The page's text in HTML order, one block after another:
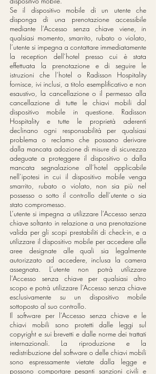
Se il dispositivo mobile di un utente che
disponga di una prenotazione accessibile
mediante l’Accesso senza chiave viene, in
qualsiasi momento, smarrito, rubato o violato,
l’utente si impegna a contattare immediatamente
la reception dell’hotel presso cui è stata
effettuata la prenotazione e di seguire le
istruzioni che l’hotel o Radisson Hospitality
fornisce, ivi inclusi, a titolo esemplificativo e non
esaustivo, la cancellazione o il permesso alla
cancellazione di tutte le chiavi mobili dal
dispositivo mobile in questione. Radisson
Hospitality e tutte le proprietà aderenti
declinano ogni responsabilità per qualsiasi
problema o reclamo che possano derivare
dalla mancata adozione di misure di sicurezza
adeguate a proteggere il dispositivo o dalla
mancata segnalazione all’hotel applicabile
nell’ipotesi in cui il dispositivo mobile venga
smarrito, rubato o violato, non sia più nel
possesso o sotto il controllo dell’utente o sia
stato compromesso.
L’utente si impegna a utilizzare l’Accesso senza
chiave soltanto in relazione a una prenotazione
valida per gli scopi prestabiliti di check-in, e a
utilizzare il dispositivo mobile per accedere alle
aree designate alle quali sia legalmente
autorizzato ad accedere, inclusa la camera
assegnata. L’utente non potrà utilizzare
l’Accesso senza chiave per qualsiasi altro
scopo e potrà utilizzare l’Accesso senza chiave
esclusivamente su un dispositivo mobile
sottoposto al suo controllo.
Il software per l’Accesso senza chiave e le
chiavi mobili sono protetti dalle leggi sul
copyright e sui brevetti e dalle norme dei trattati
internazionali. La riproduzione e la
redistribuzione del software o delle chiavi mobili
sono espressamente vietate dalla legge e
possono comportare pesanti sanzioni civili e